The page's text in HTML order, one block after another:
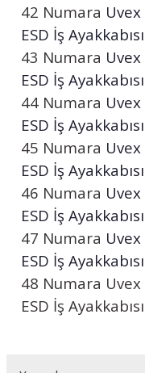
42 Numara Uvex
ESD İş Ayakkabısı
43 Numara Uvex
ESD İş Ayakkabısı
44 Numara Uvex
ESD İş Ayakkabısı
45 Numara Uvex
ESD İş Ayakkabısı
46 Numara Uvex
ESD İş Ayakkabısı
47 Numara Uvex
ESD İş Ayakkabısı
48 Numara Uvex
ESD İş Ayakkabısı